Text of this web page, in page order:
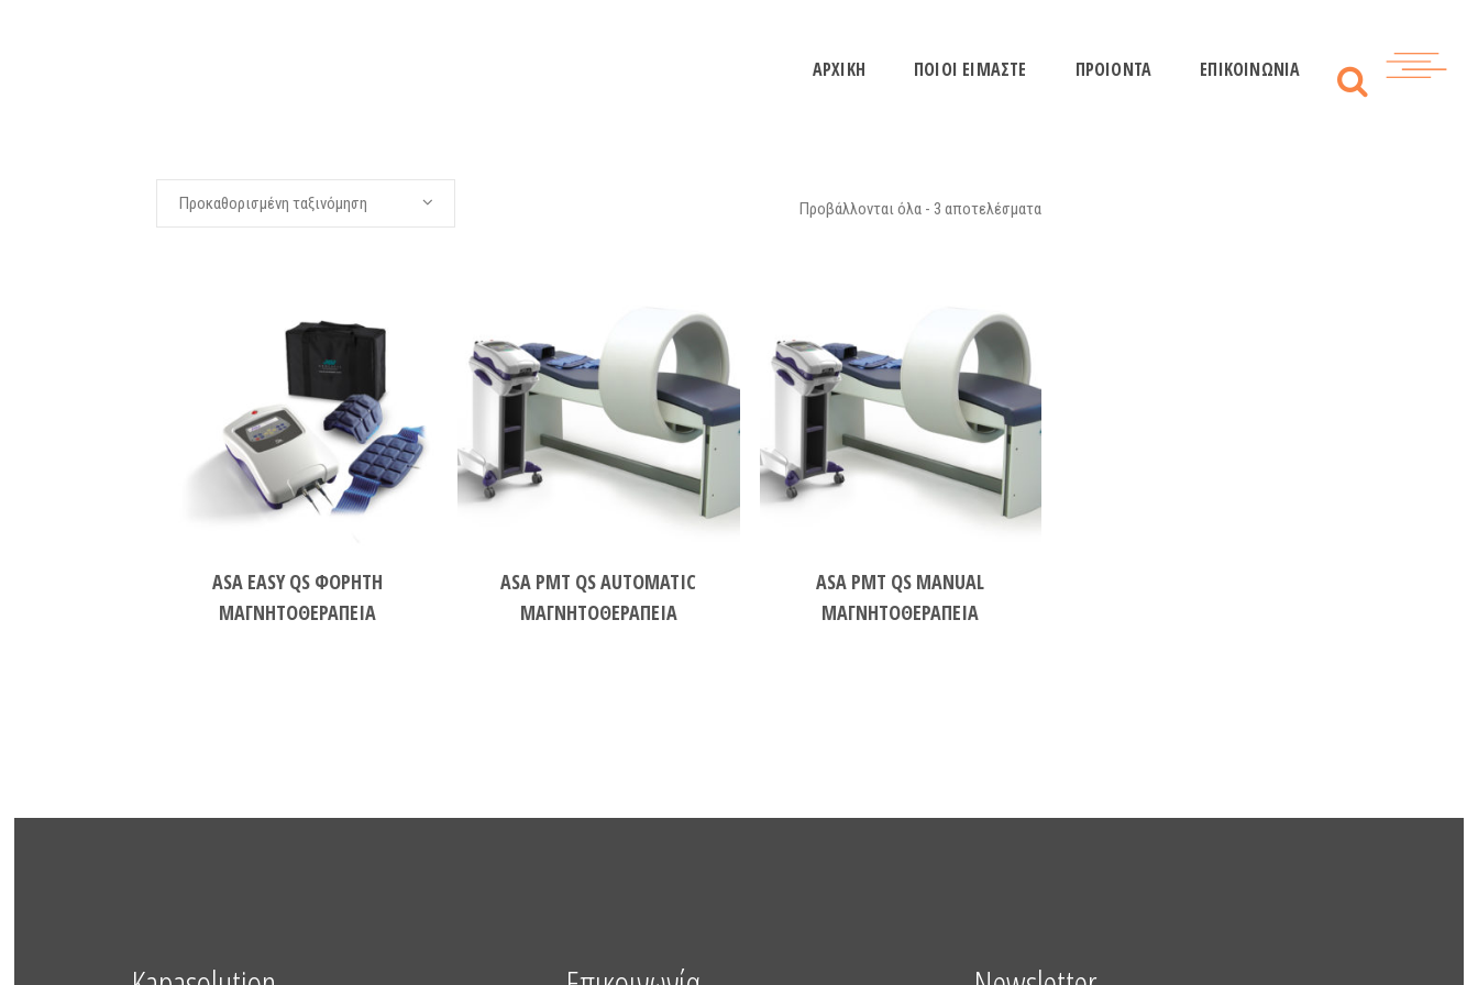
ΑΡΧΙΚΗ ΠΟΙΟΙ ΕΙΜΑΣΤΕ ΠΡΟΙΟΝΤΑ ΕΠΙΚΟΙΝΩΝΙΑ
Προβάλλονται όλα - 3 αποτελέσματα
Προκαθορισμένη ταξινόμηση
ASA EASY QS ΦΟΡΗΤΗ
ΜΑΓΝΗΤΟΘΕΡΑΠΕΙΑ
ASA PMT QS AUTOMATIC
ΜΑΓΝΗΤΟΘΕΡΑΠΕΙΑ
ASA PMT QS MANUAL
ΜΑΓΝΗΤΟΘΕΡΑΠΕΙΑ